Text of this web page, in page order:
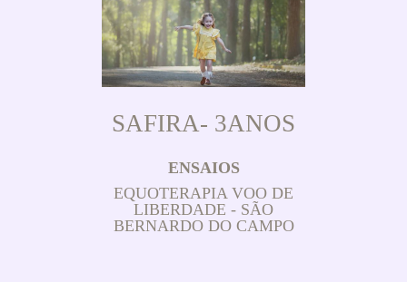
SAFIRA- 3ANOS
ENSAIOS
EQUOTERAPIA VOO DE
LIBERDADE - SÃO
BERNARDO DO CAMPO